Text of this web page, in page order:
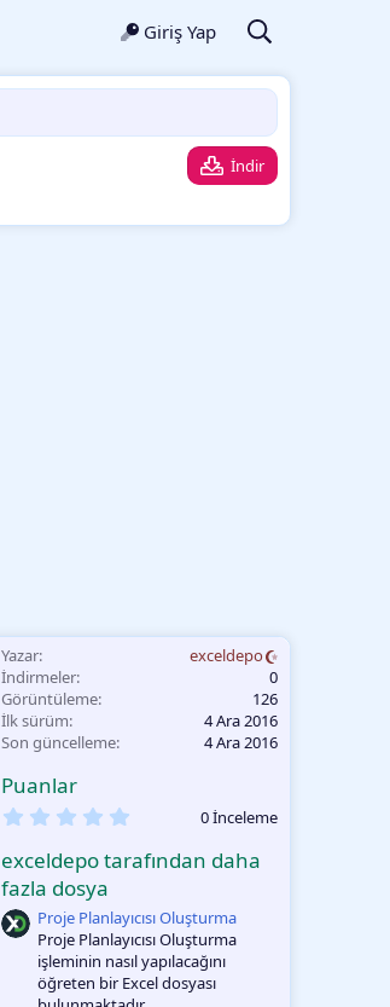
Giriş Yap
İndir
Yazar
exceldepo
İndirmeler
0
Görüntüleme
126
İlk sürüm
4 Ara 2016
Son güncelleme
4 Ara 2016
Puanlar
0
l
a
m
a
0 İnceleme
exceldepo tarafından daha
fazla dosya
Proje Planlayıcısı Oluşturma
Proje Planlayıcısı Oluşturma
işleminin nasıl yapılacağını
öğreten bir Excel dosyası